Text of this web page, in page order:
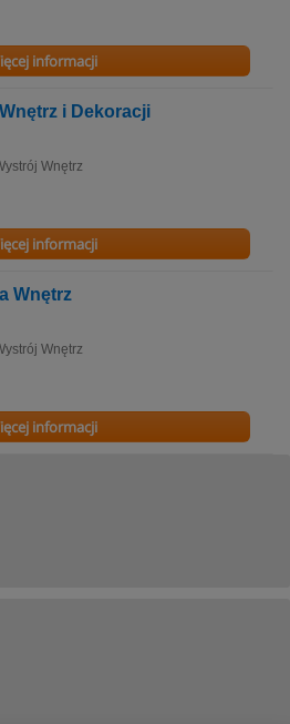
informacji
i Dekoracji
Wnętrz
informacji
Wnętrz
Wnętrz
informacji